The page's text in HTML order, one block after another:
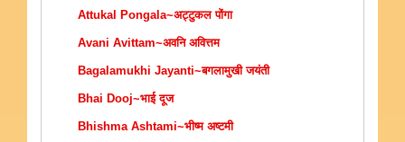
Attukal Pongala~अट्टुकल पोंगा
Avani Avittam~अवनि अवित्तम
Bagalamukhi Jayanti~बगलामुखी जयंती
Bhai Dooj~भाई दूज
Bhishma Ashtami~भीष्म अष्टमी